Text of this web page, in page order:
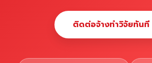
ติดต่อจ้างทำวิจัยทันที